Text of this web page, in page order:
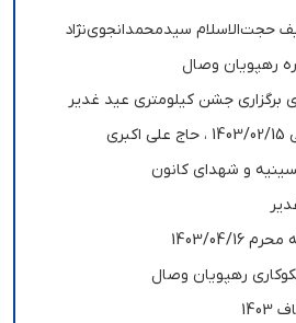
حجت‌الاسلام سیدمحمدانجوی‌نژاد
رهپویان وصال
برگزاری جشن کیلومتری عید غدیر
و شهدای کانون
04/16
رهپویان وصال